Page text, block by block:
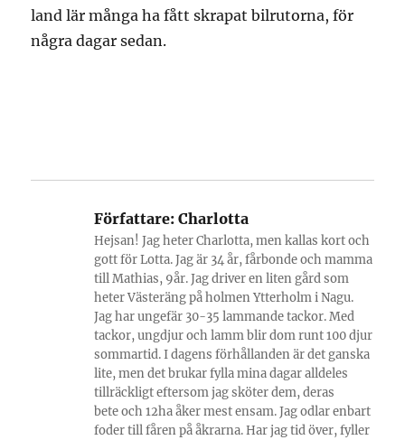
land lär många ha fått skrapat bilrutorna, för
några dagar sedan.
Författare: Charlotta
Hejsan! Jag heter Charlotta, men kallas kort och
gott för Lotta. Jag är 34 år, fårbonde och mamma
till Mathias, 9år. Jag driver en liten gård som
heter Västeräng på holmen Ytterholm i Nagu.
Jag har ungefär 30-35 lammande tackor. Med
tackor, ungdjur och lamm blir dom runt 100 djur
sommartid. I dagens förhållanden är det ganska
lite, men det brukar fylla mina dagar alldeles
tillräckligt eftersom jag sköter dem, deras
bete och 12ha åker mest ensam. Jag odlar enbart
foder till fåren på åkrarna. Har jag tid över, fyller